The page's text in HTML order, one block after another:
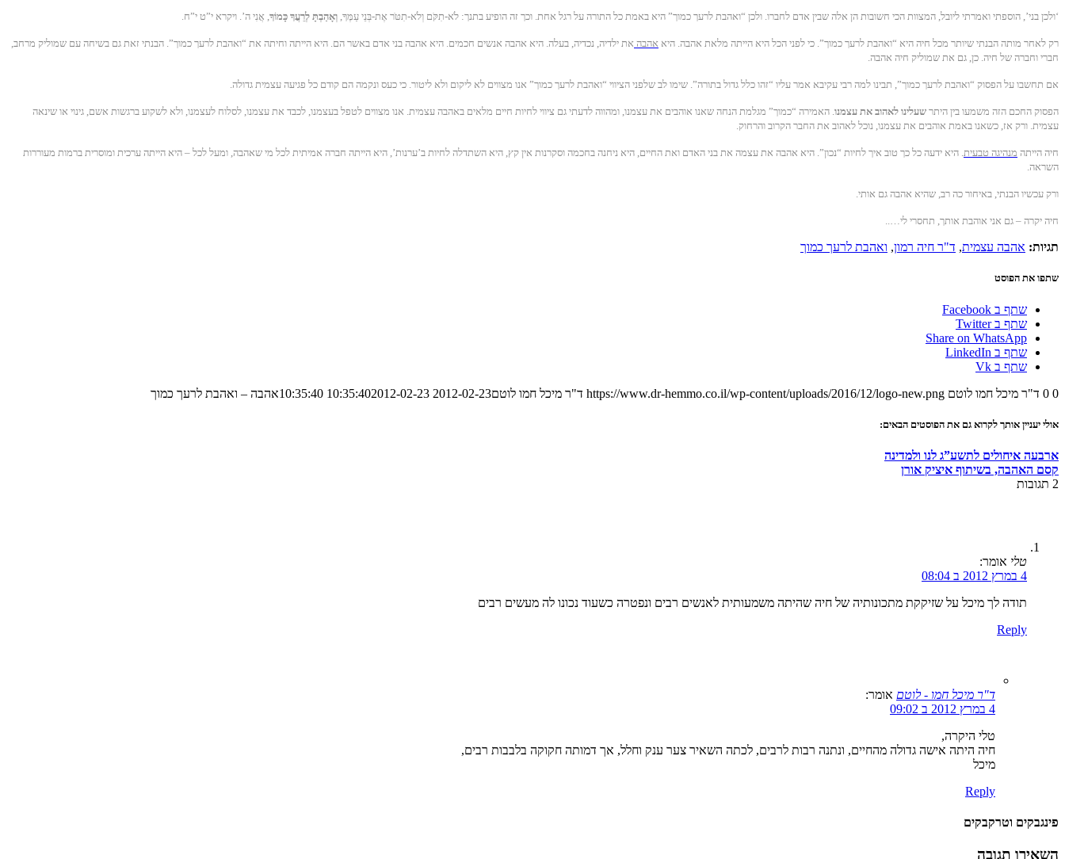
‘ולכן בני’, הוספתי ואמרתי ליובל, המצוות הכי חשובות הן אלה שבין אדם לחברו. ולכן “ואהבת לרעך כמוך” היא באמת כל התורה על רגל אחת. וכך זה הופיע בתנך: לֹא-תִקֹּם וְלֹא-תִטֹּר אֶת-בְּנֵי עַמֶּךָ, וְאָהַבְתָּ לְרֵעֲךָ כָּמוֹךָ, אֲנִי ה’. ויקרא י”ט י”ח.
רק לאחר מותה הבנתי שיותר מכל חיה היא “ואהבת לרעך כמוך”. כי לפני הכל היא הייתה מלאת אהבה. היא אהבה את ילדיה, נכדיה, בעלה. היא אהבה אנשים חכמים. היא אהבה בני אדם באשר הם. היא הייתה וחיתה את “ואהבת לרעך כמוך”. הבנתי זאת גם בשיחה עם שמוליק מרחב,
חברי וחברה של חיה. כן, גם את שמוליק חיה אהבה.
אם תחשבו על הפסוק “ואהבת לרעך כמוך”, תבינו למה רבי עקיבא אמר עליו “זהו כלל גדול בתורה”. שימו לב שלפני הציווי “ואהבת לרעך כמוך” אנו מצווים לא ליקום ולא ליטור. כי כעס ונקמה הם קודם כל פגיעה עצמית גדולה.
הפסוק החכם הזה משמעו בין היתר שעלינו לאהוב את עצמנו. האמירה “כמוך” מגלמת הנחה שאנו אוהבים את עצמנו, ומהווה לדעתי גם ציווי לחיות חיים מלאים באהבה עצמית. אנו מצווים לטפל בעצמנו, לכבד את עצמנו, לסלוח לעצמנו, ולא לשקוע ברגשות אשם, גינוי או שינאה
עצמית. ורק אז, כשאנו באמת אוהבים את עצמנו, נוכל לאהוב את החבר הקרוב והרחוק.
חיה הייתה מנהיגה טבעית. היא ידעה כל כך טוב איך לחיות “נכון”. היא אהבה את עצמה את בני האדם ואת החיים, היא ניחנה בחכמה וסקרנות אין קץ, היא השתדלה לחיות ב’ערנות’, היא הייתה חברה אמיתית לכל מי שאהבה, ומעל לכל – היא הייתה ערכית ומוסרית ברמות מעוררות
השראה.
ורק עכשיו הבנתי, באיחור כה רב, שהיא אהבה גם אותי.
חיה יקרה – גם אני אוהבת אותך, תחסרי לי…..
תגיות: אהבה עצמית, ד"ר חיה רמון, ואהבת לרעך כמוך
שתפו את הפוסט
שתף ב Facebook
שתף ב Twitter
Share on WhatsApp
שתף ב LinkedIn
שתף ב Vk
0
0 ד"ר מיכל חמו לוטם https://www.dr-hemmo.co.il/wp-content/uploads/2016/12/logo-new.png ד"ר מיכל חמו לוטם2012-02-23 10:35:40
2012-02-23 10:35:40 אהבה – ואהבת לרעך כמוך
אולי יעניין אותך לקרוא גם את הפוסטים הבאים:
ארבעה איחולים לתשע”ג לנו ולמדינה
קסם האהבה, בשיתוף איציק אורן
2 תגובות
טלי אומר:
4 במרץ 2012 ב 08:04
תודה לך מיכל על שזיקקת מתכונותיה של חיה שהיתה משמעותית לאנשים רבים ונפטרה כשעוד נכונו לה מעשים רבים
Reply
ד"ר מיכל חמו - לוטם אומר:
4 במרץ 2012 ב 09:02
טלי היקרה,
חיה היתה אישה גדולה מהחיים, ונתנה רבות לרבים, לכתה השאיר צער ענק וחלל, אך דמותה חקוקה בלבבות רבים,
מיכל
Reply
פינגבקים וטרקבקים
השאירו תגובה